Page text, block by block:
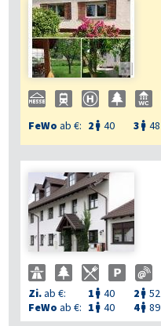

FeWo ab €: 2  40 3  48
Zi.ab €: 1  40 2  52
FeWo ab €: 1  40 4 89